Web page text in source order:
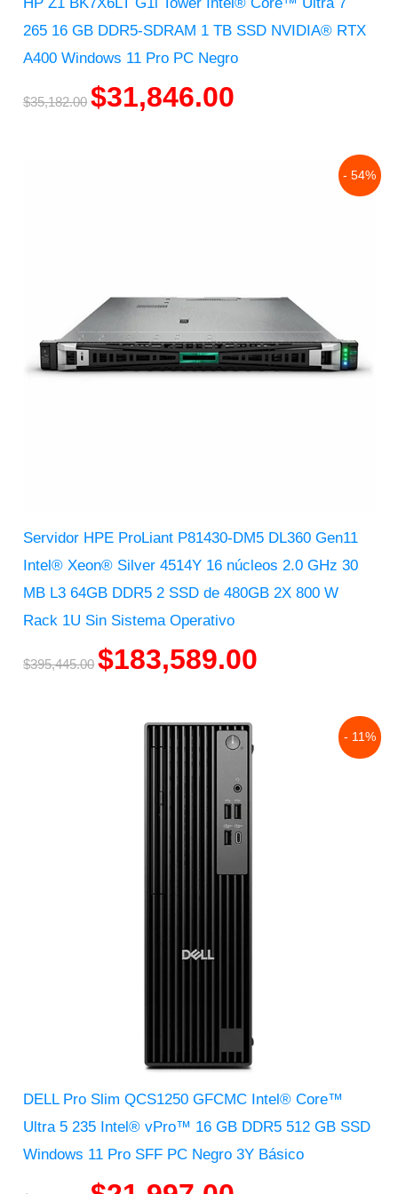
265 16 GB DDR5-SDRAM 1 TB SSD NVIDIA® RTX
A400 Windows 11 Pro PC Negro
$35,182.00 $31,846.00
- 54%
Servidor HPE ProLiant P81430-DM5 DL360 Gen11
Intel® Xeon® Silver 4514Y 16 núcleos 2.0 GHz 30
MB L3 64GB DDR5 2 SSD de 480GB 2X 800 W
Rack 1U Sin Sistema Operativo
$395,445.00 $183,589.00
- 11%
DELL Pro Slim QCS1250 GFCMC Intel® Core™
Ultra 5 235 Intel® vPro™ 16 GB DDR5 512 GB SSD
Windows 11 Pro SFF PC Negro 3Y Básico
Current
price
$21,997.00.